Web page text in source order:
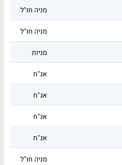
מניה חו"ל
מניה חו"ל
מניות
אג"ח
אג"ח
אג"ח
אג"ח
מניה חו"ל